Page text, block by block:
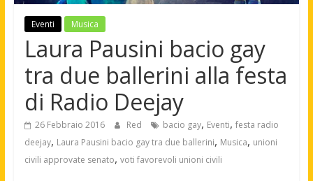
Eventi Musica
Laura Pausini bacio gay
tra due ballerini alla festa
di Radio Deejay
26 Febbraio 2016 Red bacio gay, Eventi, festa radio
deejay, Laura Pausini bacio gay tra due ballerini, Musica, unioni
civili approvate senato, voti favorevoli unioni civili